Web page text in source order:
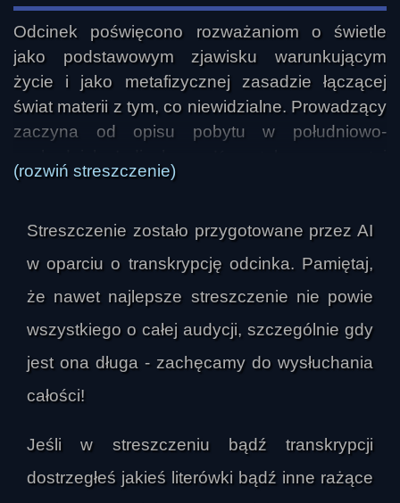
Odcinek poświęcono rozważaniom o świetle
jako podstawowym zjawisku warunkującym
życie i jako metafizycznej zasadzie łączącej
świat materii z tym, co niewidzialne. Prowadzący
zaczyna od opisu pobytu w południowo-
chacie przy oceanie, po czym przechodzi do
źródłem życia wszystkich organizmów. Wyjaśnia
to przez łańcuch zależności: słońce zasila
człowiek korzysta z tego procesu najpełniej, gdy
odżywia się w sposób prosty, najlepiej roślinny.
światło ma wyjątkowy status wśród zjawisk
jednocześnie nie potrzebuje materialnego
nośnika, by rozchodzić się w przestrzeni. Na tym
(rozwiń streszczenie)
Streszczenie zostało przygotowane przez AI
w oparciu o transkrypcję odcinka. Pamiętaj,
że nawet najlepsze streszczenie nie powie
wszystkiego o całej audycji, szczególnie gdy
jest ona długa - zachęcamy do wysłuchania
całości!
Jeśli w streszczeniu bądź transkrypcji
dostrzegłeś jakieś literówki bądź inne rażące